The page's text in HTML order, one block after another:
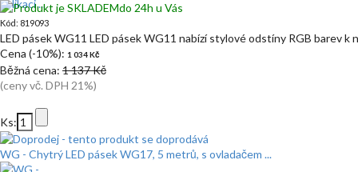
do 24h u Vás
Kód: 819093
LED pásek WG11 LED pásek WG11 nabízí stylové odstíny RGB barev k
Cena (-10%): 1 034 Kč
Běžná cena: 1 137 Kč
(ceny vč. DPH 21%)
Ks:
WG - Chytrý LED pásek WG17, 5 metrů, s ovladačem ...